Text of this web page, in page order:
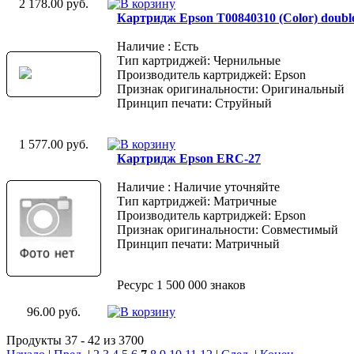
2 178.00 руб.
Картридж Epson T00840310 (Color)
Наличие : Есть
Тип картриджей: Чернильные
Производитель картриджей: Epson
Признак оригинальности: Оригинальный
Принцип печати: Струйный
1 577.00 руб.
Картридж Epson ERC-27
Наличие : Наличие уточняйте
Тип картриджей: Матричные
Производитель картриджей: Epson
Признак оригинальности: Совместимый
Принцип печати: Матричный
Ресурс 1 500 000 знаков
96.00 руб.
Продукты 37 - 42 из 3700